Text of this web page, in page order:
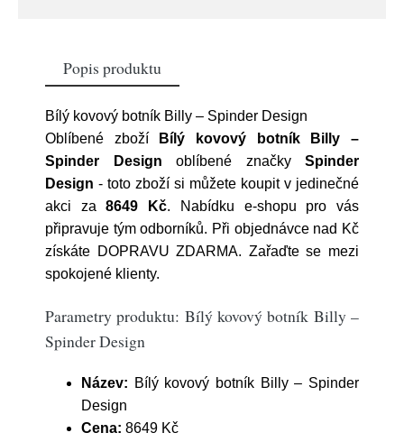
Popis produktu
Bílý kovový botník Billy – Spinder Design
Oblíbené zboží
Bílý kovový botník Billy –
Spinder Design oblíbené značky Spinder
Design - toto zboží si můžete koupit v jedinečné
akci za8649 Kč. Nabídku e-shopu pro vás
připravuje tým odborníků. Při objednávce nad Kč
získáte DOPRAVU ZDARMA. Zařaďte se mezi
spokojené klienty.
Parametry produktu: Bílý kovový botník Billy –
Spinder Design
Název: Bílý kovový botník Billy – Spinder
Design
Cena: 8649 Kč